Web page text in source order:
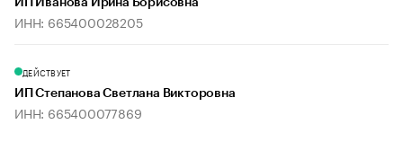
ИП Иванова Ирина Борисовна
ИНН: 665400028205
ДЕЙСТВУЕТ
ИП Степанова Светлана Викторовна
ИНН: 665400077869